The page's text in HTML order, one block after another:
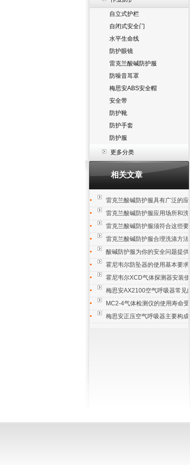
自立式护栏
自闭式安全门
水平生命线
防护眼镜
雷克兰酸碱防护服
防噪音耳罩
梅思安ABS安全帽
安全带
防护靴
防护手套
防护服
更多分类
相关文章
雷克兰酸碱防护服具有广泛的应
雷克兰酸碱防护服应用场所和洗
雷克兰酸碱防护服须符合这些要
雷克兰酸碱防护服合理洗涤方法
酸碱防护服为你的安全问题提供
霍尼韦尔防坠器的使用基本要求
霍尼韦尔XCD气体探测器安装使
梅思安AX2100空气呼吸器常见
MC2-4气体检测仪的使用寿命受
梅思安正压空气呼吸器主要构成